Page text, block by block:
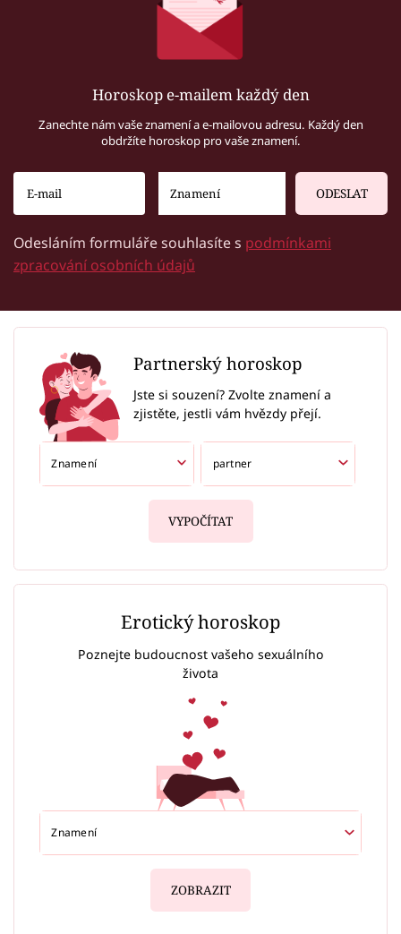
Horoskop e-mailem každý den
Zanechte nám vaše znamení a e-mailovou adresu. Každý den
obdržíte horoskop pro vaše znamení.
ODESLAT
Odesláním formuláře souhlasíte s podmínkami
zpracování osobních údajů
Partnerský horoskop
Jste si souzení? Zvolte znamení a
zjistěte, jestli vám hvězdy přejí.
VYPOČÍTAT
Erotický horoskop
Poznejte budoucnost vašeho sexuálního
života
ZOBRAZIT